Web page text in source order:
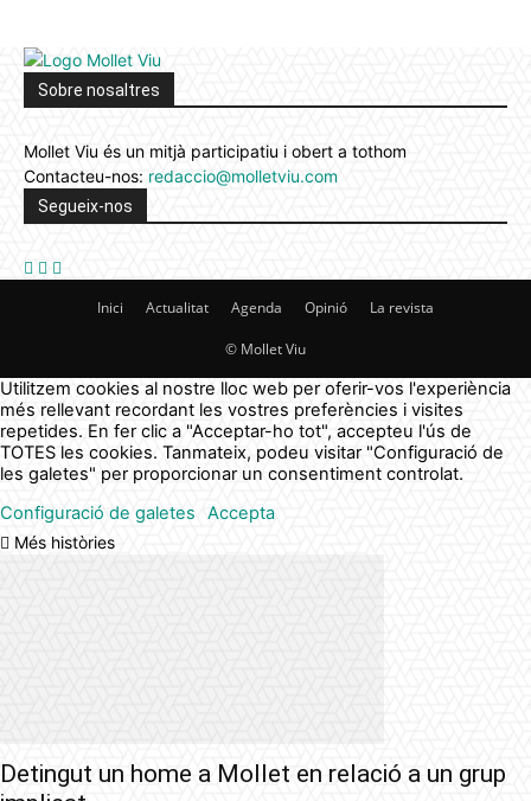
Sobre nosaltres
Mollet Viu és un mitjà participatiu i obert a tothom
Contacteu-nos: redaccio@molletviu.com
Segueix-nos
Inici Actualitat Agenda Opinió La revista
© Mollet Viu
Utilitzem cookies al nostre lloc web per oferir-vos l'experiència
més rellevant recordant les vostres preferències i visites
repetides. En fer clic a "Acceptar-ho tot", accepteu l'ús de
TOTES les cookies. Tanmateix, podeu visitar "Configuració de
les galetes" per proporcionar un consentiment controlat.
Configuració de galetes
Accepta
Més històries
Detingut un home a Mollet en relació a un grup